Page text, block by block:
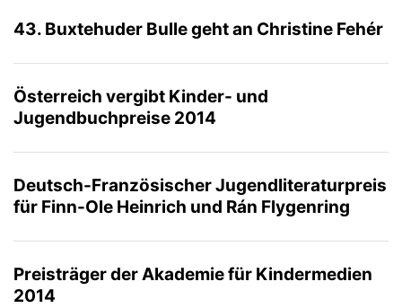
43. Buxtehuder Bulle geht an Christine Fehér
Österreich vergibt Kinder- und
Jugendbuchpreise 2014
Deutsch-Französischer Jugendliteraturpreis
für Finn-Ole Heinrich und Rán Flygenring
Preisträger der Akademie für Kindermedien
2014